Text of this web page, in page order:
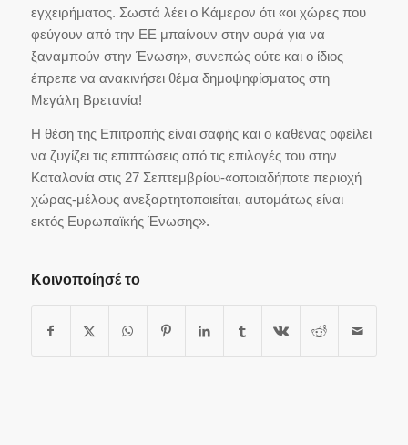
εγχειρήματος. Σωστά λέει ο Κάμερον ότι «οι χώρες που
φεύγουν από την ΕΕ μπαίνουν στην ουρά για να
ξαναμπούν στην Ένωση», συνεπώς ούτε και ο ίδιος
έπρεπε να ανακινήσει θέμα δημοψηφίσματος στη
Μεγάλη Βρετανία!
Η θέση της Επιτροπής είναι σαφής και ο καθένας οφείλει
να ζυγίζει τις επιπτώσεις από τις επιλογές του στην
Καταλονία στις 27 Σεπτεμβρίου-«οποιαδήποτε περιοχή
χώρας-μέλους ανεξαρτητοποιείται, αυτομάτως είναι
εκτός Ευρωπαϊκής Ένωσης».
Κοινοποίησέ το